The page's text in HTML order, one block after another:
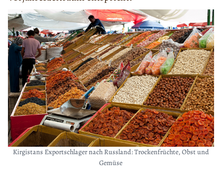
Kirgistans Exportschlager nach Russland: Trockenfrüchte, Obst und
Gemüse